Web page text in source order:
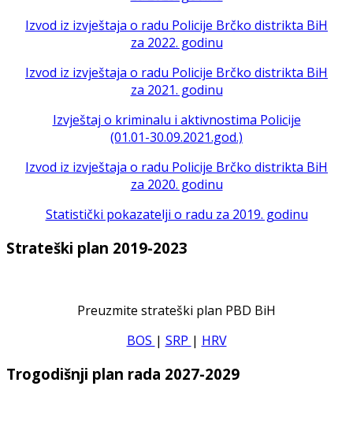
Izvod iz izvještaja o radu Policije Brčko distrikta BiH
za 2022. godinu
Izvod iz izvještaja o radu Policije Brčko distrikta BiH
za 2021. godinu
Izvještaj o kriminalu i aktivnostima Policije
(01.01-30.09.2021.god.)
Izvod iz izvještaja o radu Policije Brčko distrikta BiH
za 2020. godinu
Statistički pokazatelji o radu za 2019. godinu
Strateški plan 2019-2023
Preuzmite strateški plan PBD BiH
BOS | SRP | HRV
Trogodišnji plan rada 2027-2029